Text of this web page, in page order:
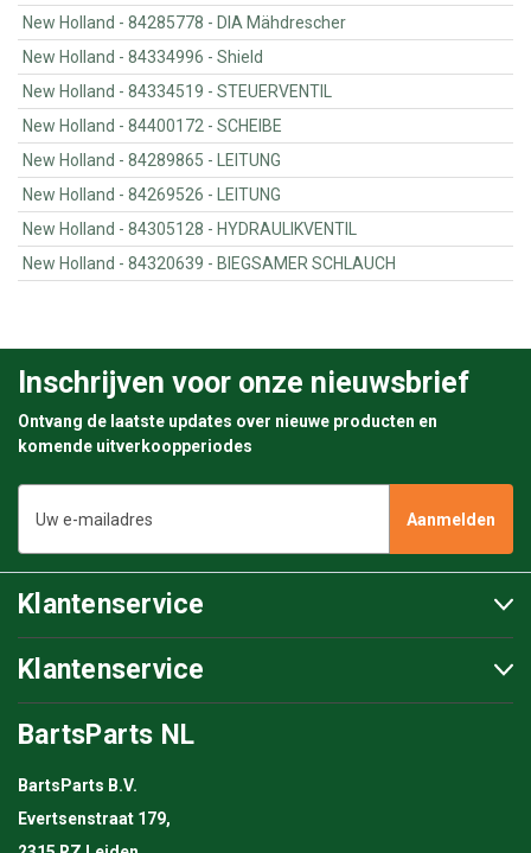
New Holland - 84285778 - DIA Mähdrescher
New Holland - 84334996 - Shield
New Holland - 84334519 - STEUERVENTIL
New Holland - 84400172 - SCHEIBE
New Holland - 84289865 - LEITUNG
New Holland - 84269526 - LEITUNG
New Holland - 84305128 - HYDRAULIKVENTIL
New Holland - 84320639 - BIEGSAMER SCHLAUCH
Inschrijven voor onze nieuwsbrief
Ontvang de laatste updates over nieuwe producten en
komende uitverkoopperiodes
mailadres
Klantenservice
Klantenservice
BartsParts NL
BartsParts B.V.
Evertsenstraat 179,